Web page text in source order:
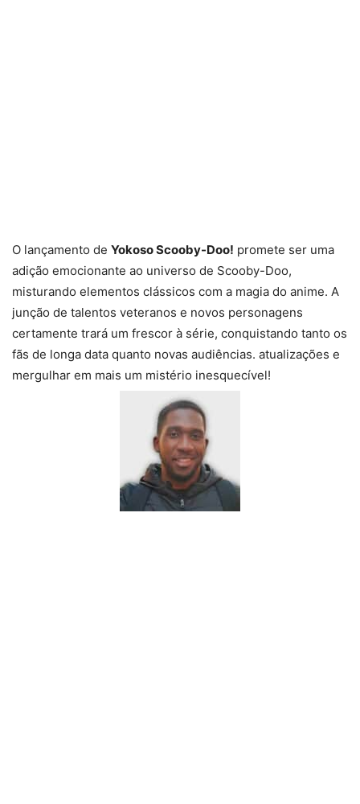
O lançamento de Yokoso Scooby-Doo! promete ser uma
adição emocionante ao universo de Scooby-Doo,
misturando elementos clássicos com a magia do anime. A
junção de talentos veteranos e novos personagens
certamente trará um frescor à série, conquistando tanto os
fãs de longa data quanto novas audiências. atualizações e
mergulhar em mais um mistério inesquecível!